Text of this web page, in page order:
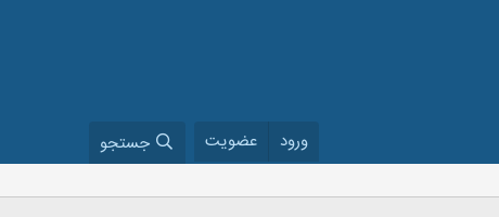
ورود عضویت جستجو